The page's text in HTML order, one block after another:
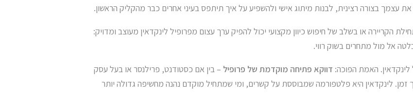
עצמך בצורה רצינית, לבנות מיתוג אישי ולהשפיע על איך תיתפס בעיני אחרים כבר מהקליק הראשון.
הקריירה או בשלב של חיפוש כיוון מקצועי יכול להפיק ערך עצום מפרופיל לינקדאין מעוצב ומדויק:
אל מול מתחרים בשוק רווי.
לינקדאין. האמת הפוכה: דווקא פתיחה מוקדמת של פרופיל – בין אם כסטודנט, פרילנסר או בעל עסק
לינקדאין היא פלטפורמה שמבוססת על קשרים, ומי שמתחיל מוקדם נהנה מחשיפה גדולה יותר